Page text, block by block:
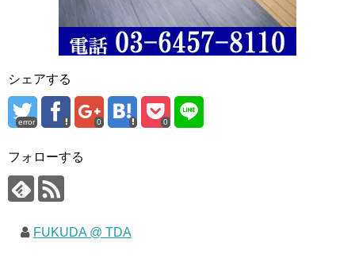
シェアする
error 0 0
フォローする
FUKUDA @ TDA